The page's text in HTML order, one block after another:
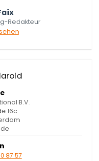
Redakteur
B.V.
16c
87 57